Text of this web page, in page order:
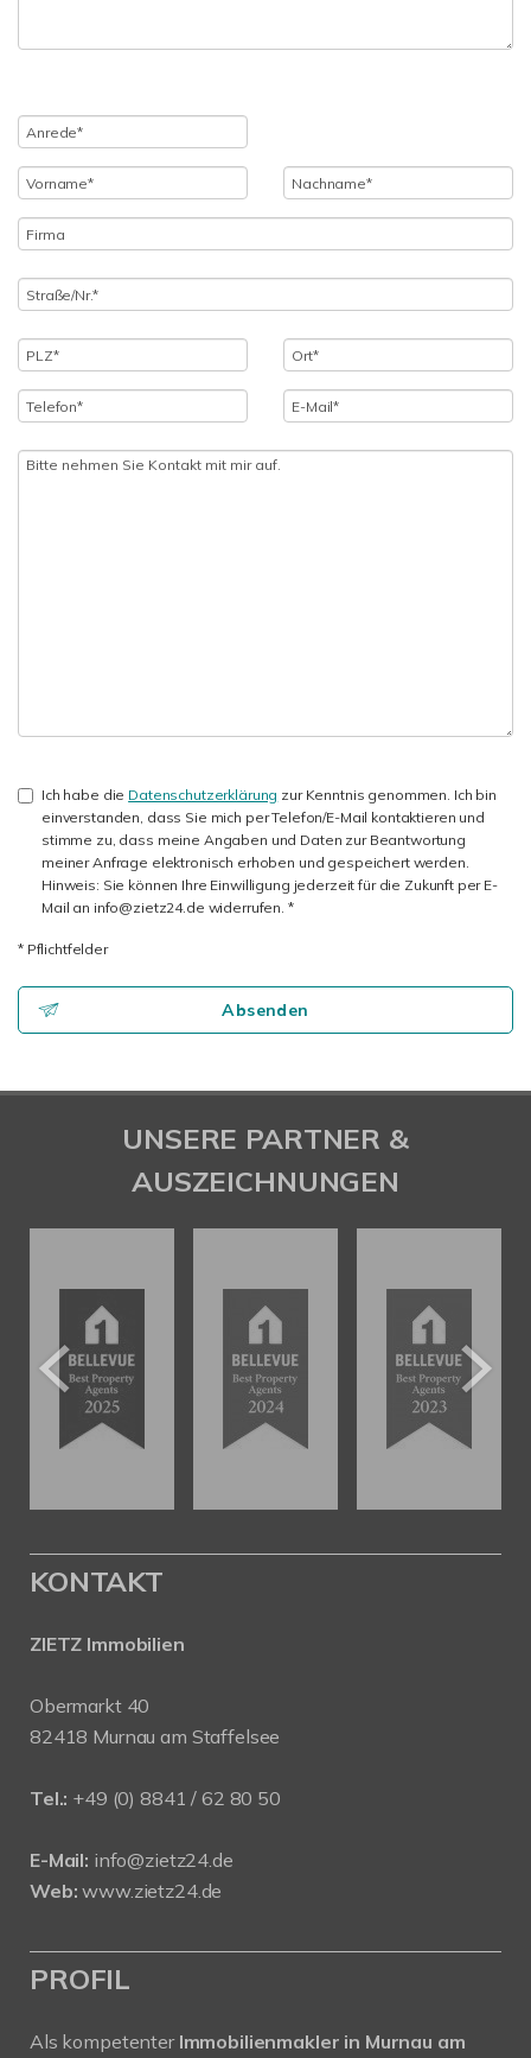
Ich habe die Datenschutzerklärung zur Kenntnis genommen. Ich bin
einverstanden, dass Sie mich per Telefon/E-Mail kontaktieren und
stimme zu, dass meine Angaben und Daten zur Beantwortung
meiner Anfrage elektronisch erhoben und gespeichert werden.
Hinweis: Sie können Ihre Einwilligung jederzeit für die Zukunft per E-
Mail an info@zietz24.de widerrufen. *
* Pflichtfelder
Absenden
UNSERE PARTNER &
AUSZEICHNUNGEN
KONTAKT
ZIETZ Immobilien
Obermarkt 40
82418 Murnau am Staffelsee
Tel.: +49 (0) 8841 / 62 80 50
E-Mail: info@zietz24.de
Web: www.zietz24.de
PROFIL
Als kompetenter Immobilienmakler in Murnau am